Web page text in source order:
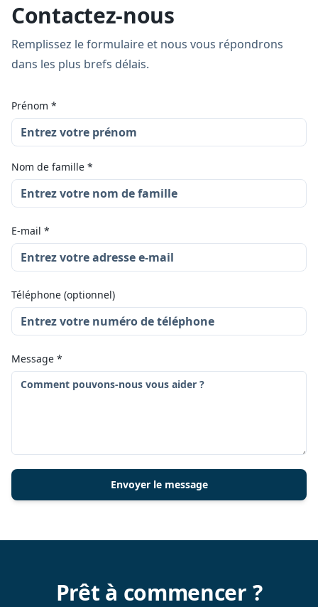
Contactez-nous
Remplissez le formulaire et nous vous répondrons
dans les plus brefs délais.
Prénom *
Nom de famille *
E-mail *
Téléphone (optionnel)
Message *
Envoyer le message
Prêt à commencer ?